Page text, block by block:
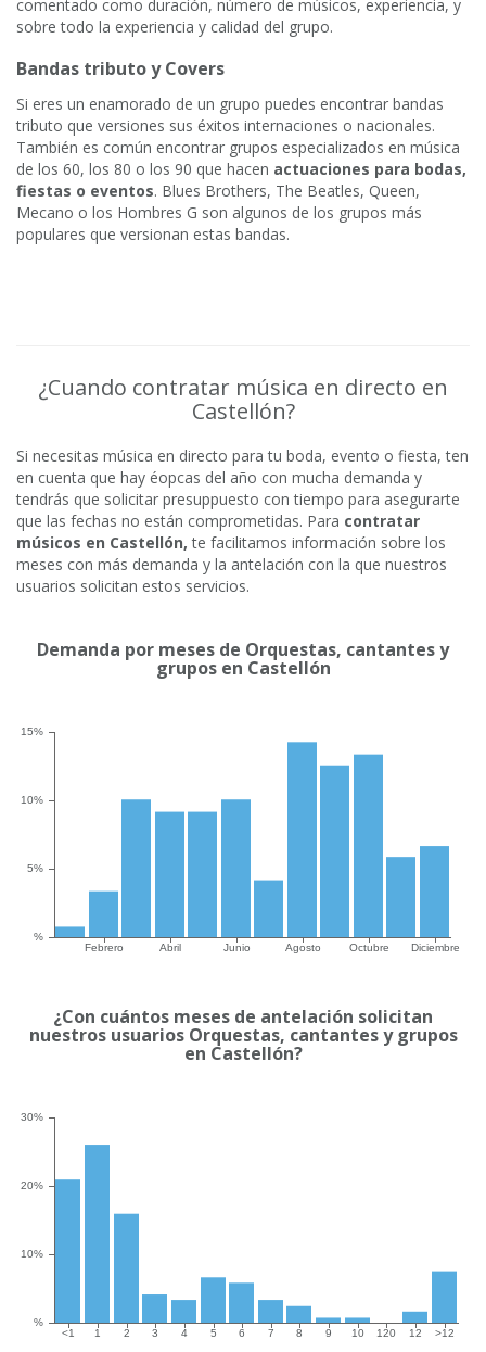
comentado como duración, número de músicos, experiencia, y
sobre todo la experiencia y calidad del grupo.
Bandas tributo y Covers
Si eres un enamorado de un grupo puedes encontrar bandas
tributo que versiones sus éxitos internaciones o nacionales.
También es común encontrar grupos especializados en música
de los 60, los 80 o los 90 que hacen actuaciones para bodas,
fiestas o eventos. Blues Brothers, The Beatles, Queen,
Mecano o los Hombres G son algunos de los grupos más
populares que versionan estas bandas.
¿Cuando contratar música en directo en
Castellón?
Si necesitas música en directo para tu boda, evento o fiesta, ten
en cuenta que hay éopcas del año con mucha demanda y
tendrás que solicitar presuppuesto con tiempo para asegurarte
que las fechas no están comprometidas. Para contratar
músicos en Castellón,te facilitamos información sobre los
meses con más demanda y la antelación con la que nuestros
usuarios solicitan estos servicios.
Demanda por meses de Orquestas, cantantes y
grupos en Castellón
¿Con cuántos meses de antelación solicitan
nuestros usuarios Orquestas, cantantes y grupos
en Castellón?